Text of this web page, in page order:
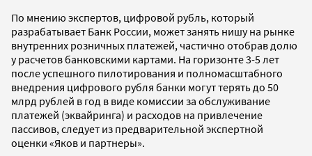
По мнению экспертов, цифровой рубль, который
разрабатывает Банк России, может занять нишу на рынке
внутренних розничных платежей, частично отобрав долю
у расчетов банковскими картами. На горизонте 3-5 лет
после успешного пилотирования и полномасштабного
внедрения цифрового рубля банки могут терять до 50
млрд рублей в год в виде комиссии за обслуживание
платежей (эквайринга) и расходов на привлечение
пассивов, следует из предварительной экспертной
оценки «Яков и партнеры».